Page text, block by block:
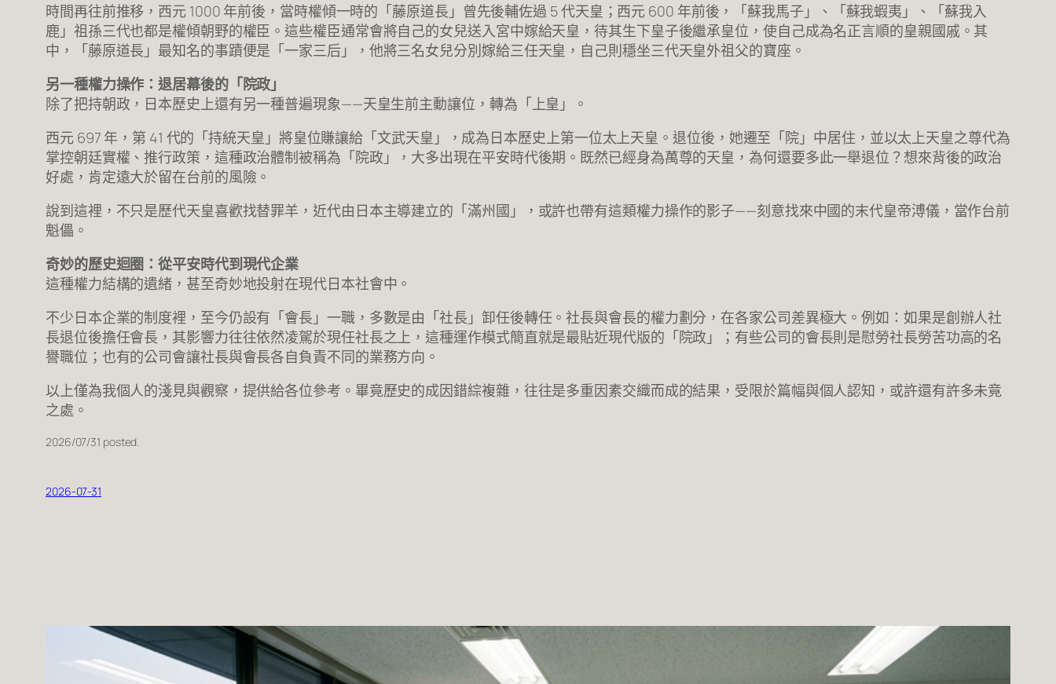
時間再往前推移，西元 1000 年前後，當時權傾一時的「藤原道長」曾先後輔佐過 5 代天皇；西元 600 年前後，「蘇我馬子」、「蘇我蝦夷」、「蘇我入
鹿」祖孫三代也都是權傾朝野的權臣。這些權臣通常會將自己的女兒送入宮中嫁給天皇，待其生下皇子後繼承皇位，使自己成為名正言順的皇親國戚。其
中，「藤原道長」最知名的事蹟便是「一家三后」，他將三名女兒分別嫁給三任天皇，自己則穩坐三代天皇外祖父的寶座。
另一種權力操作：退居幕後的「院政」
除了把持朝政，日本歷史上還有另一種普遍現象——天皇生前主動讓位，轉為「上皇」。
西元 697 年，第 41 代的「持統天皇」將皇位賺讓給「文武天皇」，成為日本歷史上第一位太上天皇。退位後，她遷至「院」中居住，並以太上天皇之尊代為
掌控朝廷實權、推行政策，這種政治體制被稱為「院政」，大多出現在平安時代後期。既然已經身為萬尊的天皇，為何還要多此一舉退位？想來背後的政治
好處，肯定遠大於留在台前的風險。
說到這裡，不只是歷代天皇喜歡找替罪羊，近代由日本主導建立的「滿州國」，或許也帶有這類權力操作的影子——刻意找來中國的末代皇帝溥儀，當作台前
魁儡。
奇妙的歷史迴圈：從平安時代到現代企業
這種權力結構的遺緒，甚至奇妙地投射在現代日本社會中。
不少日本企業的制度裡，至今仍設有「會長」一職，多數是由「社長」卸任後轉任。社長與會長的權力劃分，在各家公司差異極大。例如：如果是創辦人社
長退位後擔任會長，其影響力往往依然凌駕於現任社長之上，這種運作模式簡直就是最貼近現代版的「院政」；有些公司的會長則是慰勞社長勞苦功高的名
譽職位；也有的公司會讓社長與會長各自負責不同的業務方向。
以上僅為我個人的淺見與觀察，提供給各位參考。畢竟歷史的成因錯綜複雜，往往是多重因素交織而成的結果，受限於篇幅與個人認知，或許還有許多未竟
之處。
2026/07/31 posted.
2026-07-31